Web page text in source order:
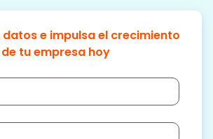
datos e impulsa el crecimiento
de tu empresa hoy